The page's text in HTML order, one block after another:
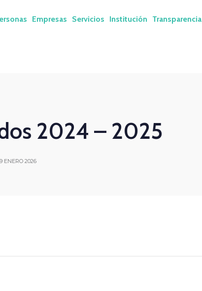
Empresas Servicios Institución Transparencia
2024 – 2025
ENERO 2026